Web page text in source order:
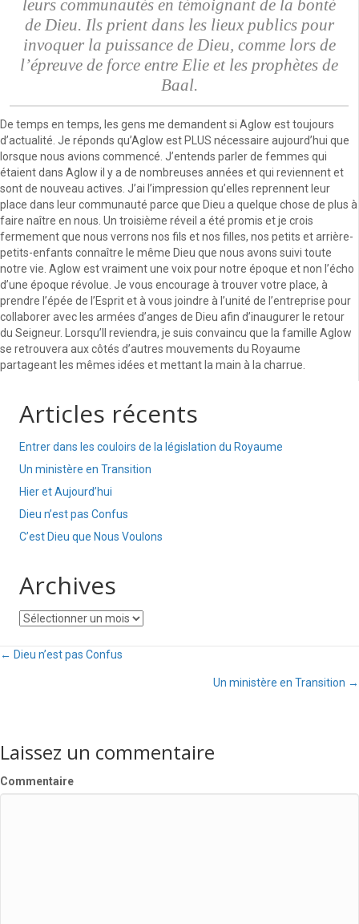
leurs communautés en témoignant de la bonté
de Dieu. Ils prient dans les lieux publics pour
invoquer la puissance de Dieu, comme lors de
l’épreuve de force entre Elie et les prophètes de
Baal.
De temps en temps, les gens me demandent si Aglow est toujours
d’actualité. Je réponds qu’Aglow est PLUS nécessaire aujourd’hui que
lorsque nous avions commencé. J’entends parler de femmes qui
étaient dans Aglow il y a de nombreuses années et qui reviennent et
sont de nouveau actives. J’ai l’impression qu’elles reprennent leur
place dans leur communauté parce que Dieu a quelque chose de plus à
faire naître en nous. Un troisième réveil a été promis et je crois
fermement que nous verrons nos fils et nos filles, nos petits et arrière-
petits-enfants connaître le même Dieu que nous avons suivi toute
notre vie. Aglow est vraiment une voix pour notre époque et non l’écho
d’une époque révolue. Je vous encourage à trouver votre place, à
prendre l’épée de l’Esprit et à vous joindre à l’unité de l’entreprise pour
collaborer avec les armées d’anges de Dieu afin d’inaugurer le retour
du Seigneur. Lorsqu’Il reviendra, je suis convaincu que la famille Aglow
se retrouvera aux côtés d’autres mouvements du Royaume
partageant les mêmes idées et mettant la main à la charrue.
Articles récents
Entrer dans les couloirs de la législation du Royaume
Un ministère en Transition
Hier et Aujourd’hui
Dieu n’est pas Confus
C’est Dieu que Nous Voulons
Archives
Archives
Posts
← Dieu n’est pas Confus
Un ministère en Transition →
Laissez un commentaire
Commentaire